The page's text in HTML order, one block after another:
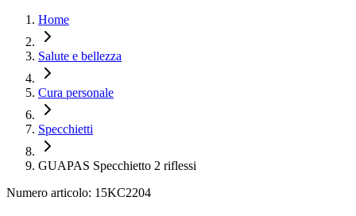
Home
Salute e bellezza
Cura personale
Specchietti
GUAPAS Specchietto 2 riflessi
Numero articolo: 15KC2204